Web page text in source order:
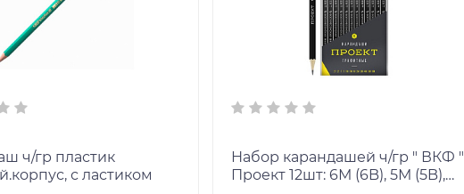
ч/гр пластик
с ластиком
Набор карандашей ч/гр " ВКФ "
Проект 12шт: 6М (6B), 5М (5B),